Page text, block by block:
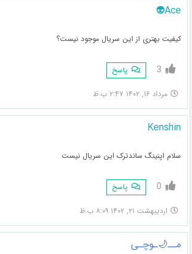
Ace👽
کیفیت بهتری از این سریال موجود نیست؟
3 پاسخ
مرداد ۱۶, ۱۴۰۲ ۲:۴۷ ب.ظ
Kenshin
سلام اپنینگ ساندترک این سریال نیست
0 پاسخ
اردیبهشت ۲۱, ۱۴۰۲ ۸:۰۹ ب.ظ
مــ🌙ـوچـی